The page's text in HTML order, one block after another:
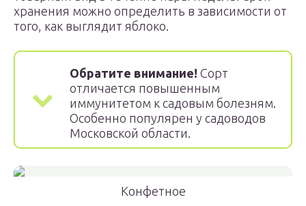
хранения можно определить в зависимости от
того, как выглядит яблоко.
Обратите внимание! Сорт
отличается повышенным
иммунитетом к садовым болезням.
Особенно популярен у садоводов
Московской области.
Конфетное